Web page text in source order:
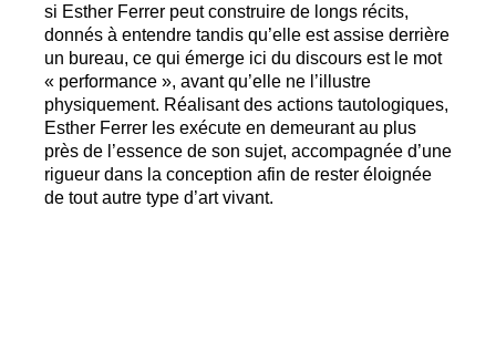
si Esther Ferrer peut construire de longs récits,
donnés à entendre tandis qu’elle est assise derrière
un bureau, ce qui émerge ici du discours est le mot
« performance », avant qu’elle ne l’illustre
physiquement. Réalisant des actions tautologiques,
Esther Ferrer les exécute en demeurant au plus
près de l’essence de son sujet, accompagnée d’une
rigueur dans la conception afin de rester éloignée
de tout autre type d’art vivant.